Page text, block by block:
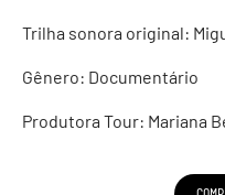
Trilha sonora original:
Gênero: Documentário
Produtora Tour: Mariana